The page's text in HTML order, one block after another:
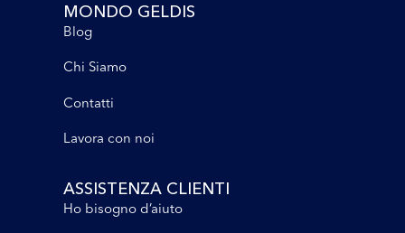
MONDO GELDIS
Blog
Chi Siamo
Contatti
Lavora con noi
ASSISTENZA CLIENTI
Ho bisogno d’aiuto